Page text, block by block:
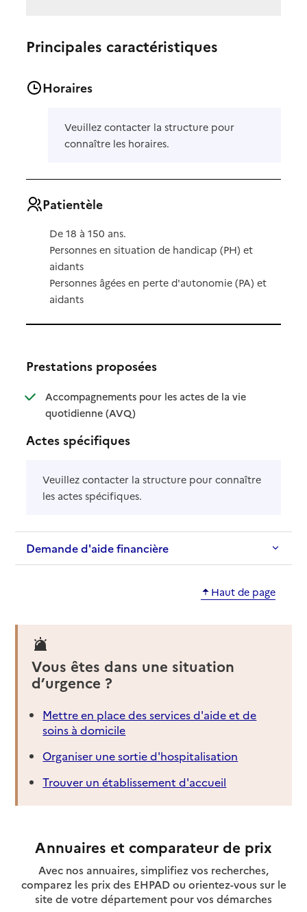
Principales caractéristiques
Horaires
Veuillez contacter la structure pour
connaître les horaires.
Patientèle
De 18 à 150 ans.
Personnes en situation de handicap (PH) et
aidants
Personnes âgées en perte d'autonomie (PA) et
aidants
Prestations proposées
Accompagnements pour les actes de la vie
quotidienne (AVQ): disponible
: non disponible
Actes spécifiques
Veuillez contacter la structure pour connaître
les actes spécifiques.
Demande d'aide financière
Haut de page
Vous êtes dans une situation
d’urgence ?
Mettre en place des services d'aide et de
soins à domicile
Organiser une sortie d'hospitalisation
Trouver un établissement d'accueil
Annuaires et comparateur de prix
Avec nos annuaires, simplifiez vos recherches,
comparez les prix des EHPAD ou orientez-vous sur le
site de votre département pour vos démarches